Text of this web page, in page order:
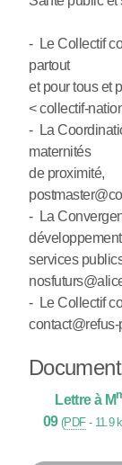
- Le Collectif
partout
et pour tous et
< collectif-
- La
maternités
de proximité,
- La
services
- Le Collectif
contact@refus-
Lettre à M
09 (PDF- 11.9